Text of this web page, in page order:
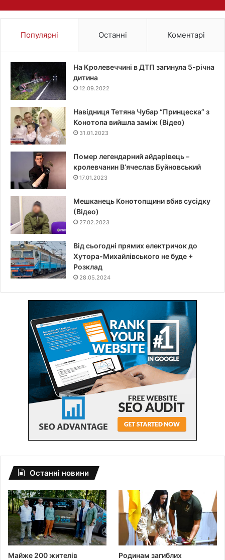
Популярні Останні Коментарі
На Кролевеччині в ДТП загинула 5-річна
дитина
12.09.2022
Навідниця Тетяна Чубар “Принцеска” з
Конотопа вийшла заміж (Відео)
31.01.2023
Помер легендарний айдарівець –
кролевчанин В‘ячеслав Буйновський
17.01.2023
Мешканець Конотопщини вбив сусідку
(Відео)
27.02.2023
Від сьогодні прямих електричок до
Хутора-Михайлівського не буде +
Розклад
28.05.2024
Останні новини
Майже 200 жителів
Родинам загиблих